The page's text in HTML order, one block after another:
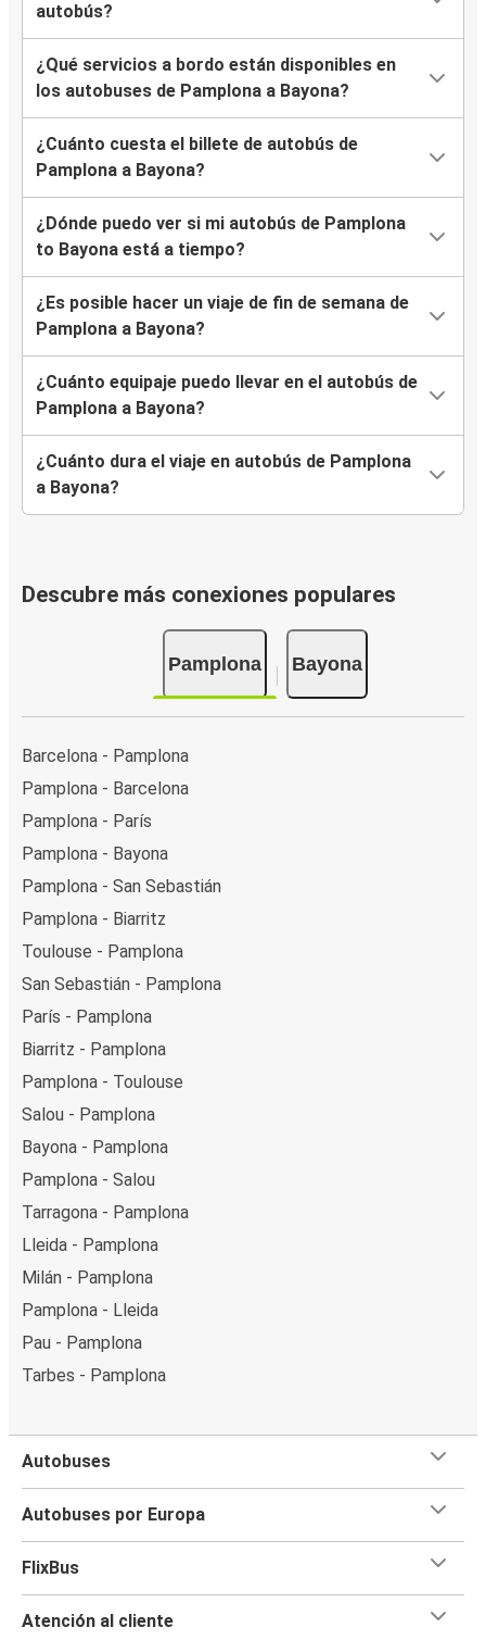
autobús?
¿Qué servicios a bordo están disponibles en
los autobuses de Pamplona a Bayona?
¿Cuánto cuesta el billete de autobús de
Pamplona a Bayona?
¿Dónde puedo ver si mi autobús de Pamplona
to Bayona está a tiempo?
¿Es posible hacer un viaje de fin de semana de
Pamplona a Bayona?
¿Cuánto equipaje puedo llevar en el autobús de
Pamplona a Bayona?
¿Cuánto dura el viaje en autobús de Pamplona
a Bayona?
Descubre más conexiones populares
Pamplona Bayona
Barcelona - Pamplona
Pamplona - Barcelona
Pamplona - París
Pamplona - Bayona
Pamplona - San Sebastián
Pamplona - Biarritz
Toulouse - Pamplona
San Sebastián - Pamplona
París - Pamplona
Biarritz - Pamplona
Pamplona - Toulouse
Salou - Pamplona
Bayona - Pamplona
Pamplona - Salou
Tarragona - Pamplona
Lleida - Pamplona
Milán - Pamplona
Pamplona - Lleida
Pau - Pamplona
Tarbes - Pamplona
Autobuses
Autobuses por Europa
FlixBus
Atención al cliente